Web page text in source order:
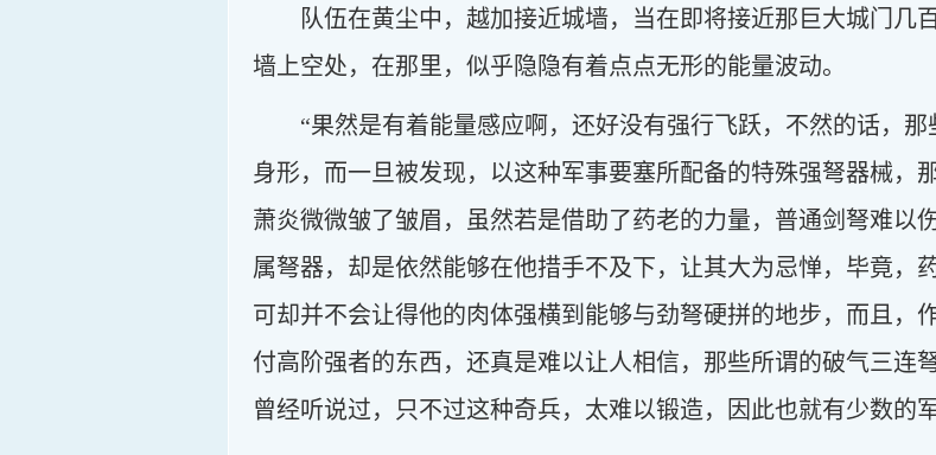
队伍在黄尘中，越加接近城墙，当在即将接近那巨大城门几
墙上空处，在那里，似乎隐隐有着点点无形的能量波动。
“果然是有着能量感应啊，还好没有强行飞跃，不然的话，
身形，而一旦被发现，以这种军事要塞所配备的特殊强弩器械
萧炎微微皱了皱眉，虽然若是借助了药老的力量，普通剑弩难以
属弩器，却是依然能够在他措手不及下，让其大为忌惮，毕竟，
可却并不会让得他的肉体强横到能够与劲弩硬拼的地步，而且，
付高阶强者的东西，还真是难以让人相信，那些所谓的破气三连
曾经听说过，只不过这种奇兵，太难以锻造，因此也就有少数的